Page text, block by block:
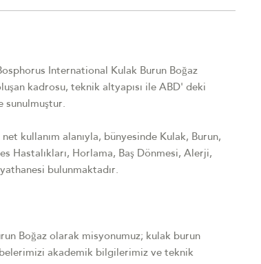
International Kulak Burun Boğaz
kadrosu, teknik altyapısı ile ABD' deki
sunulmuştur.
kullanım alanıyla, bünyesinde Kulak, Burun,
Hastalıkları, Horlama, Baş Dönmesi, Alerji,
bulunmaktadır.
Boğaz olarak misyonumuz; kulak burun
akademik bilgilerimiz ve teknik